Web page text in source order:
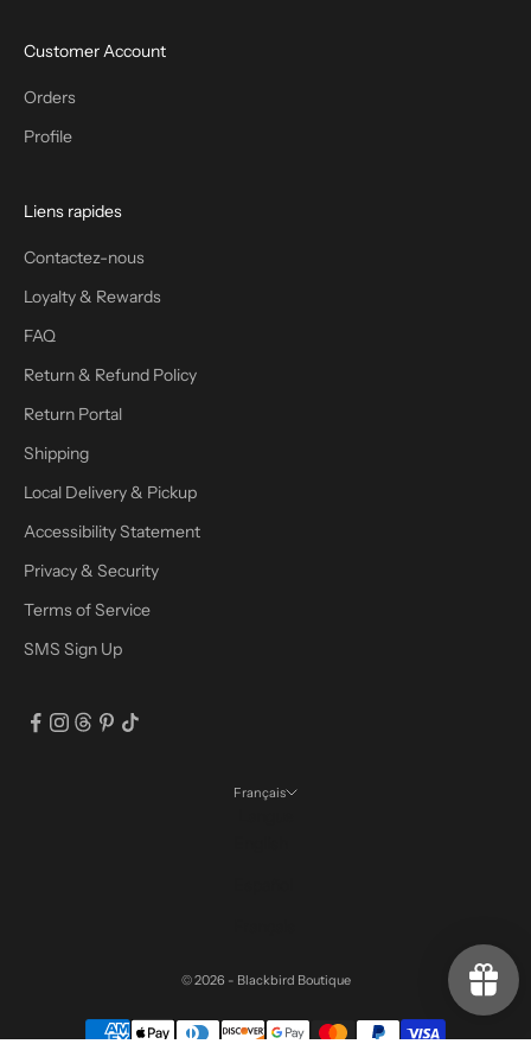
Customer Account
Orders
Profile
Liens rapides
Contactez-nous
Loyalty & Rewards
FAQ
Return & Refund Policy
Return Portal
Shipping
Local Delivery & Pickup
Accessibility Statement
Privacy & Security
Terms of Service
SMS Sign Up
Français
© 2026 - Blackbird Boutique